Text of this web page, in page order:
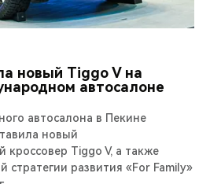
новый Tiggo V на
автосалоне
автосалона в Пекине
новый
Tiggo V, а также
стратегии развития «For Family»